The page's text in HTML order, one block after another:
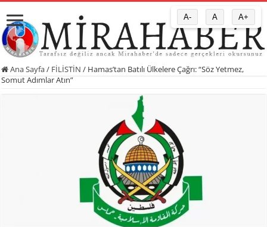
Ana Sayfa/ FİLİSTİN / Hamas’tan Batılı Ülkelere Çağrı: “Söz Yetmez,
Somut Adımlar Atın”
A- A A+